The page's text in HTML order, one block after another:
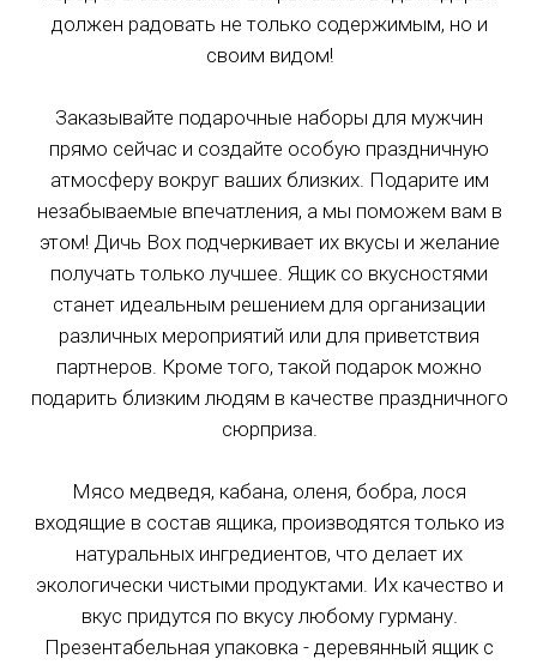
Курьером на следующий день *
В пределах МКАД - 510 ₽
В пределах МКАД - 1610 ₽
В пределах МКАД - 1610 ₽
Срочная доставка
Доставка к точному времени
Зона № 2 (Красная)
должен радовать не только содержимым, но и
своим видом!
Заказывайте подарочные наборы для мужчин
прямо сейчас и создайте особую праздничную
атмосферу вокруг ваших близких. Подарите им
незабываемые впечатления, а мы поможем вам в
этом! Дичь Box подчеркивает их вкусы и желание
получать только лучшее. Ящик со вкусностями
станет идеальным решением для организации
различных мероприятий или для приветствия
партнеров. Кроме того, такой подарок можно
подарить близким людям в качестве праздничного
сюрприза.
Мясо медведя, кабана, оленя, бобра, лося
входящие в состав ящика, производятся только из
натуральных ингредиентов, что делает их
экологически чистыми продуктами. Их качество и
вкус придутся по вкусу любому гурману.
Презентабельная упаковка - деревянный ящик с